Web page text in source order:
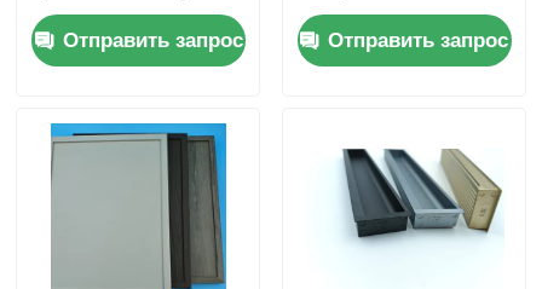
дизайн
профессиональный
пользовательский
дизайн белый дуб
фанера кухонный
шкаф
Отправить запрос
фанеры на заказ
Отправить запрос